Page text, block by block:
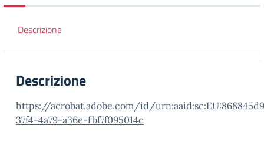
Descrizione
Descrizione
https://acrobat.adobe.com/id/
37f4-4a79-a36e-fbf7f095014c